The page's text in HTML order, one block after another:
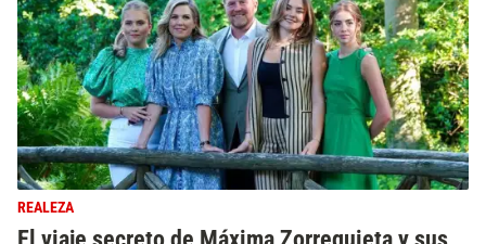
REALEZA